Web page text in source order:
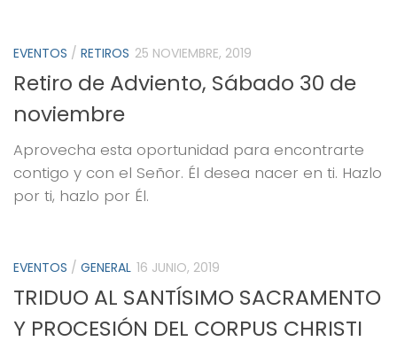
EVENTOS / RETIROS 25 NOVIEMBRE, 2019
Retiro de Adviento, Sábado 30 de
noviembre
Aprovecha esta oportunidad para encontrarte
contigo y con el Señor. Él desea nacer en ti. Hazlo
por ti, hazlo por Él.
EVENTOS / GENERAL 16 JUNIO, 2019
TRIDUO AL SANTÍSIMO SACRAMENTO
Y PROCESIÓN DEL CORPUS CHRISTI